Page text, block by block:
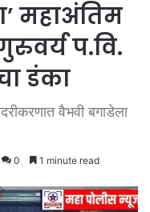
महाअंतिम
प.वि.
डंका
वैभवी बगाडेला
0 1 minute read